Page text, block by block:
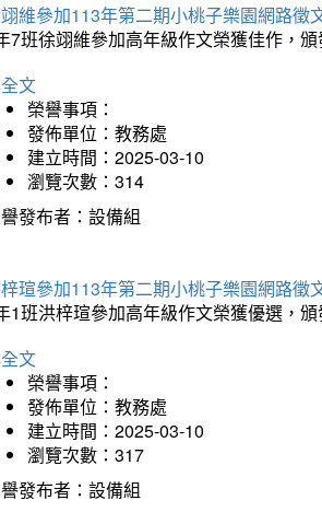
維參加113年第二期小桃子樂園網路徵
7班徐翊維參加高年級作文榮獲佳作，
文
榮譽事項：
發佈單位：教務處
建立時間：2025-03-10
瀏覽次數：314
發布者：設備組
瑄參加113年第二期小桃子樂園網路徵
1班洪梓瑄參加高年級作文榮獲優選，
文
榮譽事項：
發佈單位：教務處
建立時間：2025-03-10
瀏覽次數：317
發布者：設備組